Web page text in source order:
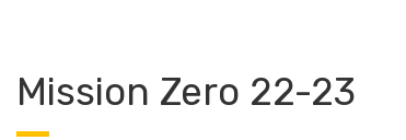
Mission Zero 22-23